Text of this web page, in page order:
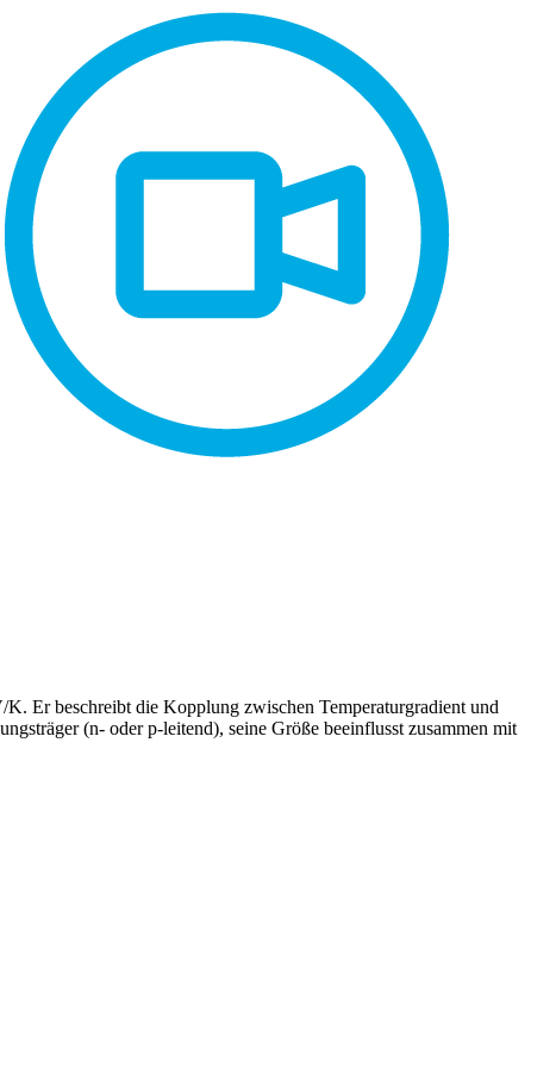
Er beschreibt die Kopplung zwischen Temperaturgradient und
(n- oder p-leitend), seine Größe beeinflusst zusammen mit